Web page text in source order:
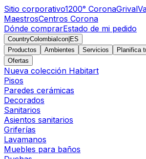
Sitio corporativo1200° CoronaGrival
MaestrosCentros Corona
Dónde comprarEstado de mi pedido
CountryColombiaIcon ES
Productos
Ambientes Servicios Planifica
Ofertas
Nueva colección Habitart
Pisos
Paredes cerámicas
Decorados
Sanitarios
Asientos sanitarios
Griferías
Lavamanos
Muebles para baños